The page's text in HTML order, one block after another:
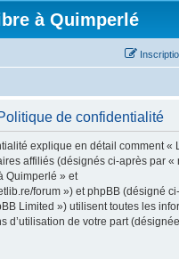
à Quimperlé
de confidentialité
explique en détail comment «
affiliés (désignés ci-après par «
Quimperlé » et
forum ») et phpBB (désigné
Limited ») utilisent toutes les
d’utilisation de votre part